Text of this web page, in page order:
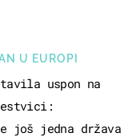
U EUROPI
uspon na
još jedna država